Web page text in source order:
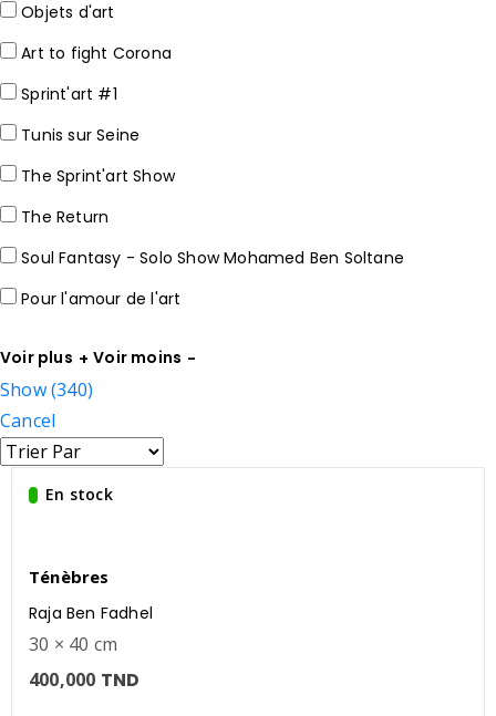
Objets d'art
Art to fight Corona
Sprint'art #1
Tunis sur Seine
The Sprint'art Show
The Return
Soul Fantasy - Solo Show Mohamed Ben Soltane
Pour l'amour de l'art
Voir plus Voir moins
Show(340)
Cancel
En stock
Ténèbres
Raja Ben Fadhel
30 × 40 cm
400,000 TND